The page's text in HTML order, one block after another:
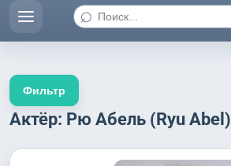
⌕
Актёр: Рю Абель (Ryu Abel)
Фильтр